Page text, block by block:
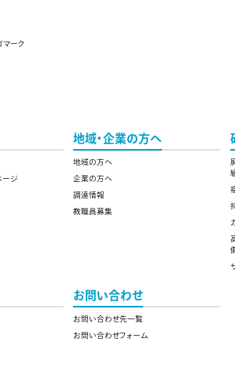
ーク
ージ
地域・企業の方へ
地域の方へ
企業の方へ
調達情報
教職員募集
お問い合わせ
お問い合わせ先一覧
お問い合わせフォーム